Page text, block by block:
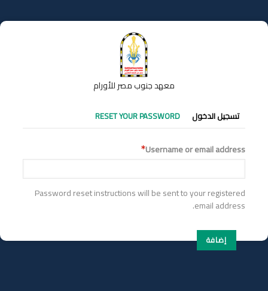
إلى
المحتوى
معهد جنوب مصر للأورام
التبويبات
الأساسية
تسجيل الدخول RESET YOUR PASSWORD
Username or email address
Password reset instructions will be sent to your registered
email address.